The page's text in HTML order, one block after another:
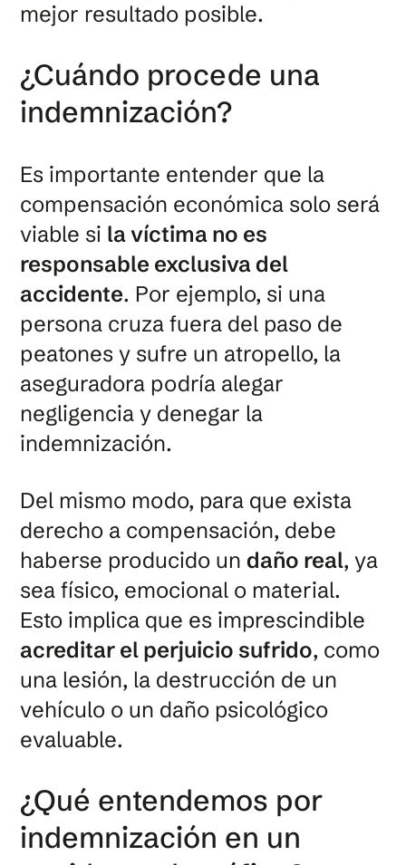
mejor resultado posible.
¿Cuándo procede una
indemnización?
Es importante entender que la
compensación económica solo será
viable si la víctima no es
responsable exclusiva del
accidente. Por ejemplo, si una
persona cruza fuera del paso de
peatones y sufre un atropello, la
aseguradora podría alegar
negligencia y denegar la
indemnización.
Del mismo modo, para que exista
derecho a compensación, debe
haberse producido undaño real, ya
sea físico, emocional o material.
Esto implica que es imprescindible
acreditar el perjuicio sufrido, como
una lesión, la destrucción de un
vehículo o un daño psicológico
evaluable.
¿Qué entendemos por
indemnización en un